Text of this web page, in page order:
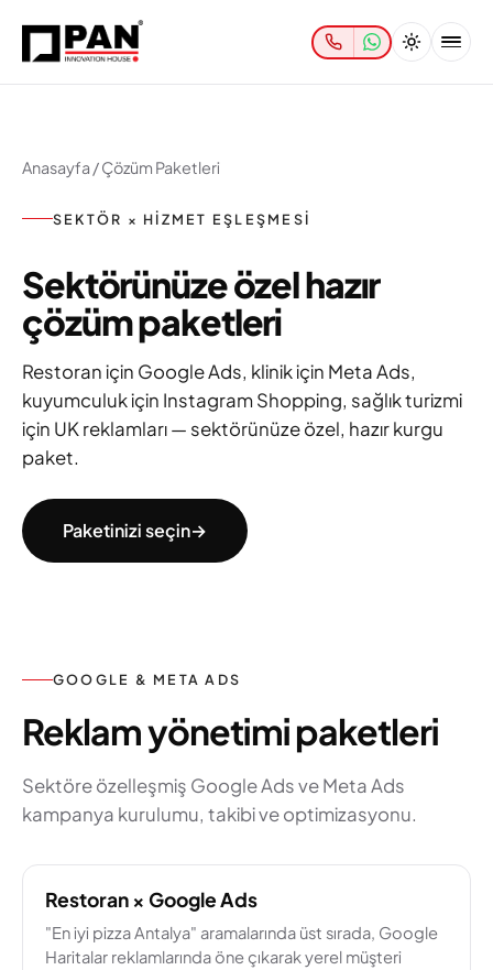
Anasayfa /Çözüm Paketleri
SEKTÖR × HIZMET EŞLEŞMESI
Sektörünüze özel hazır
çözüm paketleri
Restoran için Google Ads, klinik için Meta Ads,
kuyumculuk için Instagram Shopping, sağlık turizmi
için UK reklamları — sektörünüze özel, hazır kurgu
paket.
Paketinizi seçin→
GOOGLE & META ADS
Reklam yönetimi paketleri
Sektöre özelleşmiş Google Ads ve Meta Ads
kampanya kurulumu, takibi ve optimizasyonu.
Restoran × Google Ads
"En iyi pizza Antalya" aramalarında üst sırada, Google
Haritalar reklamlarında öne çıkarak yerel müşteri